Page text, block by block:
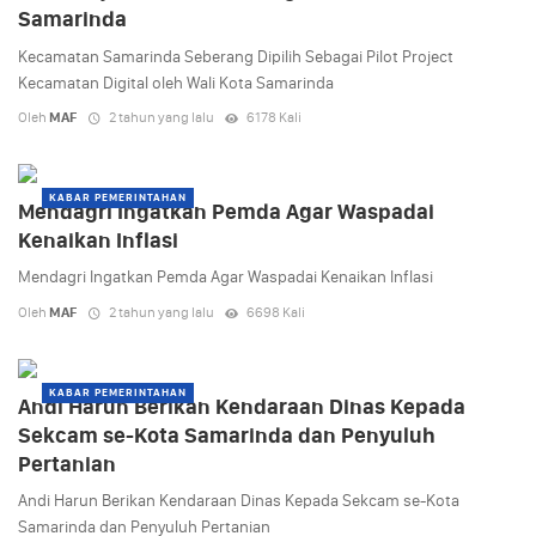
Samarinda
Kecamatan Samarinda Seberang Dipilih Sebagai Pilot Project
Kecamatan Digital oleh Wali Kota Samarinda
Oleh MAF 2 tahun yang lalu 6178 Kali
KABAR PEMERINTAHAN
Mendagri Ingatkan Pemda Agar Waspadai
Kenaikan Inflasi
Mendagri Ingatkan Pemda Agar Waspadai Kenaikan Inflasi
Oleh MAF 2 tahun yang lalu 6698 Kali
KABAR PEMERINTAHAN
Andi Harun Berikan Kendaraan Dinas Kepada
Sekcam se-Kota Samarinda dan Penyuluh
Pertanian
Andi Harun Berikan Kendaraan Dinas Kepada Sekcam se-Kota
Samarinda dan Penyuluh Pertanian